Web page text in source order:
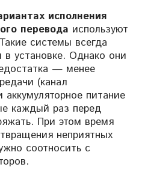
исполнения
перевода используют
системы всегда
установке. Однако они
— менее
(канал
питание
каждый раз перед
При этом время
неприятных
соотносить с